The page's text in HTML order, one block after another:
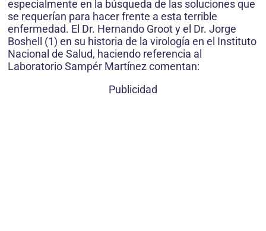
especialmente en la búsqueda de las soluciones que
se requerían para hacer frente a esta terrible
enfermedad. El Dr. Hernando Groot y el Dr. Jorge
Boshell (1) en su historia de la virología en el Instituto
Nacional de Salud, haciendo referencia al
Laboratorio Sampér Martínez comentan:
Publicidad